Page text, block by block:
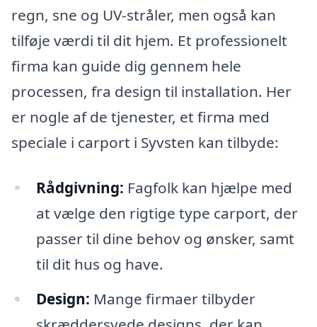
regn, sne og UV-stråler, men også kan
tilføje værdi til dit hjem. Et professionelt
firma kan guide dig gennem hele
processen, fra design til installation. Her
er nogle af de tjenester, et firma med
speciale i carport i Syvsten kan tilbyde:
Rådgivning: Fagfolk kan hjælpe med
at vælge den rigtige type carport, der
passer til dine behov og ønsker, samt
til dit hus og have.
Design: Mange firmaer tilbyder